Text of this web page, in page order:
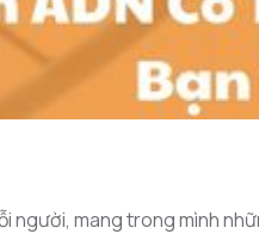
người, mang trong mình